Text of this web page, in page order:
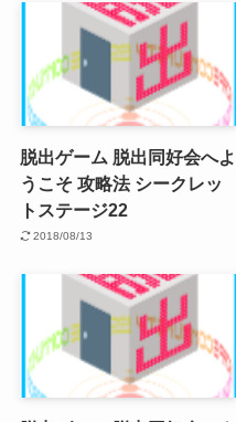
脱出ゲーム 脱出同好会へよ
うこそ 攻略法 シークレッ
トステージ22
2018/08/13